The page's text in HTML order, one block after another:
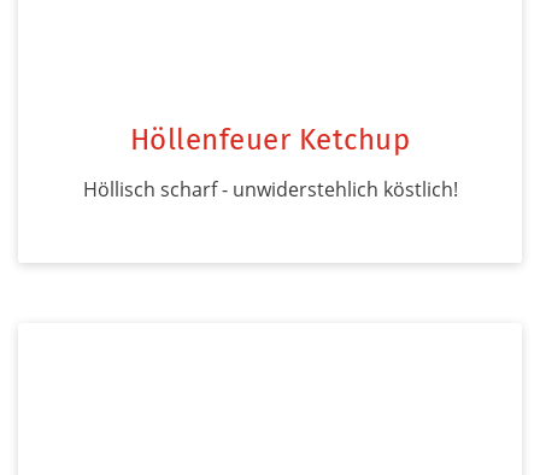
Höllenfeuer Ketchup
Höllisch scharf - unwiderstehlich köstlich!